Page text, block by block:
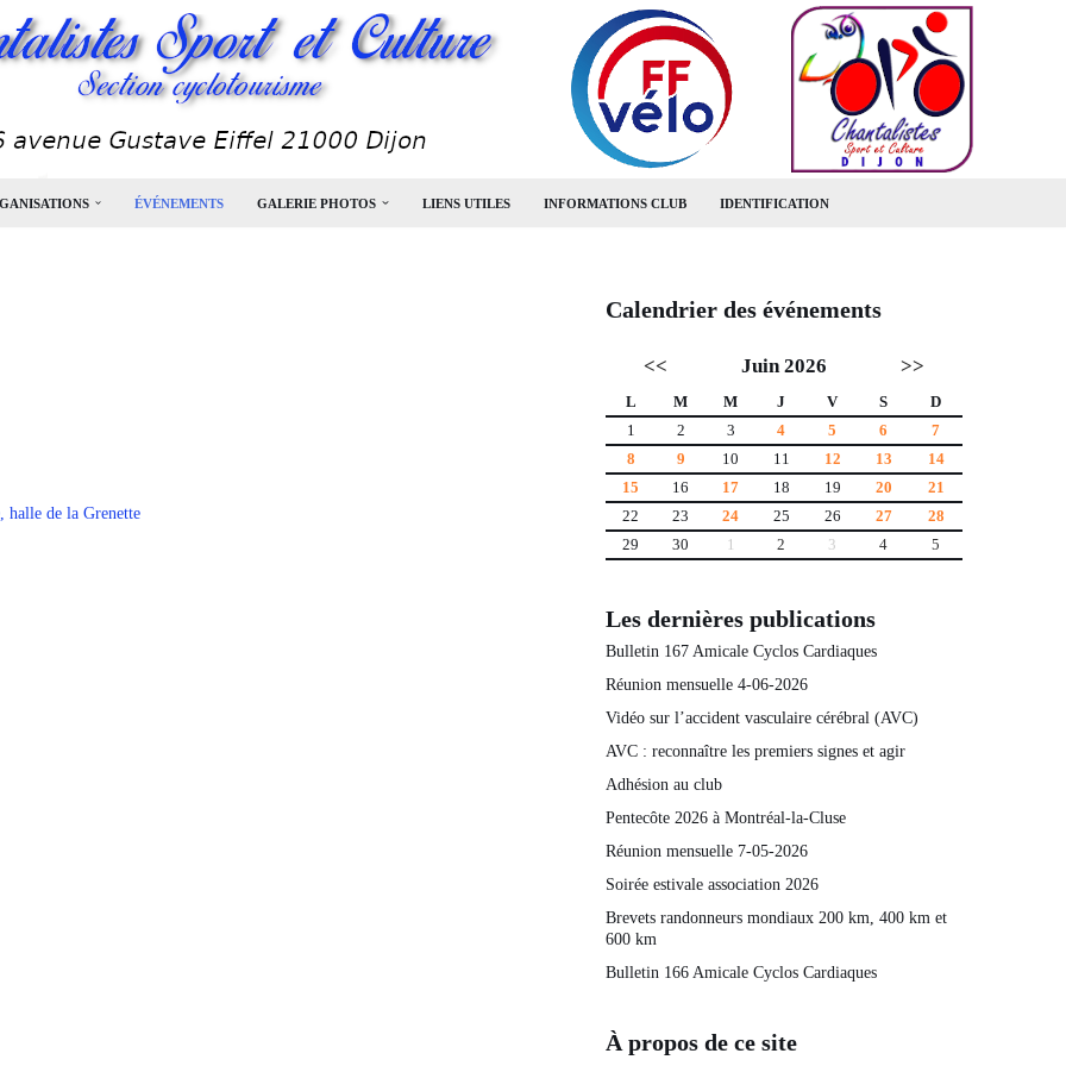
ÉVÉNEMENTS GALERIE PHOTOS LIENS UTILES INFORMATIONS CLUB IDENTIFICATION
halle de la Grenette
Calendrier des événements
<< Juin 2026 >>
L M M J V S
D
1
2 3 4 5 6
7
8
9 10 11 12 13
14
15
16 17 18 19 20
21
22
23 24 25 26 27
28
29
30 1 2 3 4 5
Les dernières publications
Bulletin 167 Amicale Cyclos Cardiaques
Réunion mensuelle 4-06-2026
Vidéo sur l’accident vasculaire cérébral (AVC)
AVC : reconnaître les premiers signes et agir
Adhésion au club
Pentecôte 2026 à Montréal-la-Cluse
Réunion mensuelle 7-05-2026
Soirée estivale association 2026
Brevets randonneurs mondiaux 200 km, 400 km et
600 km
Bulletin 166 Amicale Cyclos Cardiaques
À propos de ce site